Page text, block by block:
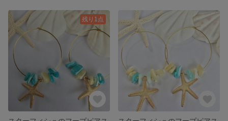
残り1点